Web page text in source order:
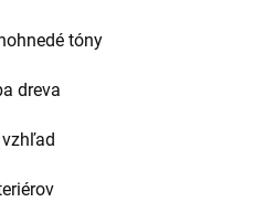
tóny
dreva